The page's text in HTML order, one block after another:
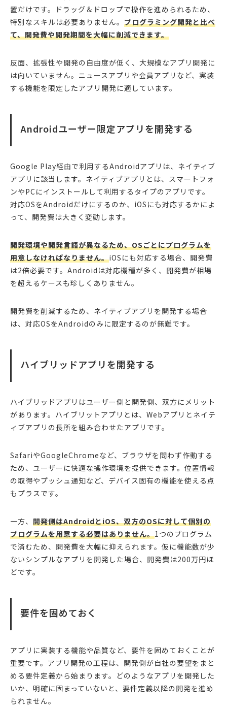
置だけです。ドラッグ＆ドロップで操作を進められるため、
特別なスキルは必要ありません。 プログラミング開発と比べ
て、開発費や開発期間を大幅に削減できます。
反面、拡張性や開発の自由度が低く、大規模なアプリ開発に
は向いていません。ニュースアプリや会員アプリなど、実装
する機能を限定したアプリ開発に適しています。
Androidユーザー限定アプリを開発する
Google Play経由で利用するAndroidアプリは、ネイティブ
アプリに該当します。ネイティブアプリとは、スマートフォ
ンやPCにインストールして利用するタイプのアプリです。
対応OSをAndroidだけにするのか、iOSにも対応するかによ
って、開発費は大きく変動します。
開発環境や開発言語が異なるため、OSごとにプログラムを
用意しなければなりません。iOSにも対応する場合、開発費
は2倍必要です。Androidは対応機種が多く、開発費が相場
を超えるケースも珍しくありません。
開発費を削減するため、ネイティブアプリを開発する場合
は、対応OSをAndroidのみに限定するのが無難です。
ハイブリッドアプリを開発する
ハイブリッドアプリはユーザー側と開発側、双方にメリット
があります。ハイブリットアプリとは、Webアプリとネイテ
ィブアプリの長所を組み合わせたアプリです。
SafariやGoogleChromeなど、ブラウザを問わず作動する
ため、ユーザーに快適な操作環境を提供できます。位置情報
の取得やプッシュ通知など、デバイス固有の機能を使える点
もプラスです。
一方、 開発側はAndroidとiOS、双方のOSに対して個別の
プログラムを用意する必要はありません。1つのプログラム
で済むため、開発費を大幅に抑えられます。仮に機能数が少
ないシンプルなアプリを開発した場合、開発費は200万円ほ
どです。
要件を固めておく
アプリに実装する機能や品質など、要件を固めておくことが
重要です。アプリ開発の工程は、開発側が自社の要望をまと
める要件定義から始まります。どのようなアプリを開発した
いか、明確に固まっていないと、要件定義以降の開発を進め
られません。